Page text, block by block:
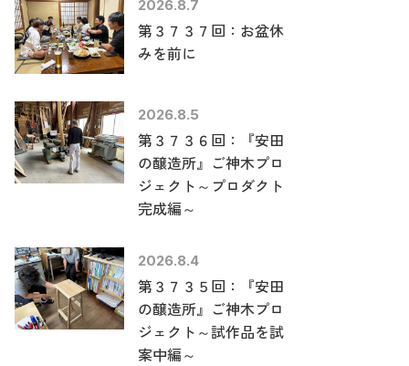
2026.8.7
第３７３７回：お盆休
みを前に
2026.8.5
第３７３６回：『安田
の醸造所』ご神木プロ
ジェクト～プロダクト
完成編～
2026.8.4
第３７３５回：『安田
の醸造所』ご神木プロ
ジェクト～試作品を試
案中編～